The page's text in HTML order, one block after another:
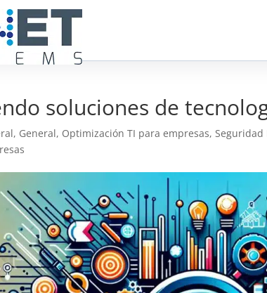
soluciones de
, General, Optimización TI para empresas,